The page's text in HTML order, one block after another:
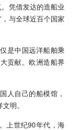
凭借发达的造船业
与全球近百个国家
是中国远洋船舶乘
贡献。欧洲造船界
人自己的船模馆，
明。
上世纪90年代，海